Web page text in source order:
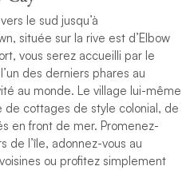
le sud jusqu’à
située sur la rive est d’Elbow
vous serez accueilli par le
des derniers phares au
au monde. Le village lui-même
de cottages de style colonial, de
en front de mer. Promenez-
de l’île, adonnez-vous au
ou profitez simplement